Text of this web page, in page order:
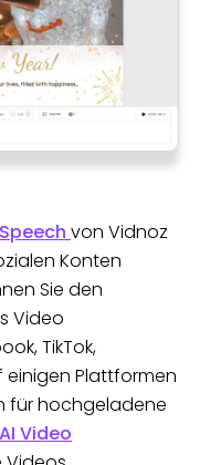
von Vidnoz
Konten
Sie den
Video
TikTok,
einigen Plattformen
für hochgeladene
AI Video